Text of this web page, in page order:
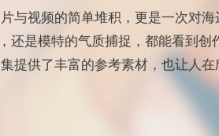
与视频的简单堆积，更是一次对
还是模特的气质捕捉，都能看到
提供了丰富的参考素材，也让人